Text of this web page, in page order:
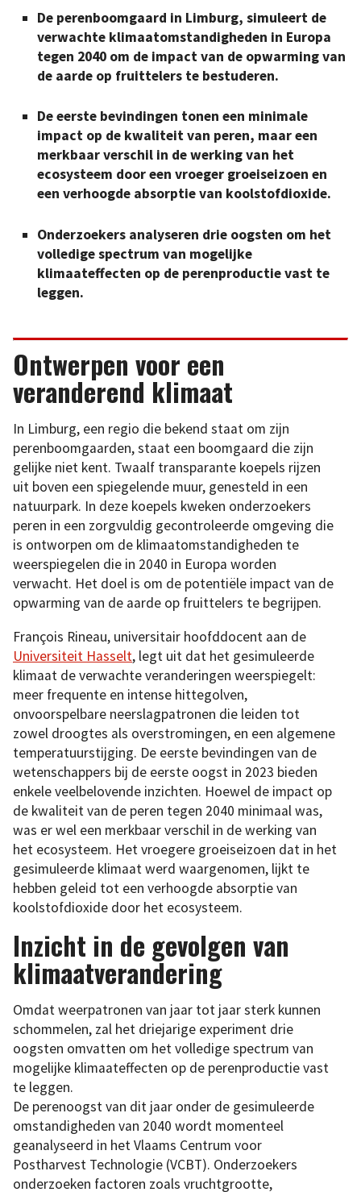
De perenboomgaard in Limburg, simuleert de
verwachte klimaatomstandigheden in Europa
tegen 2040 om de impact van de opwarming van
de aarde op fruittelers te bestuderen.
De eerste bevindingen tonen een minimale
impact op de kwaliteit van peren, maar een
merkbaar verschil in de werking van het
ecosysteem door een vroeger groeiseizoen en
een verhoogde absorptie van koolstofdioxide.
Onderzoekers analyseren drie oogsten om het
volledige spectrum van mogelijke
klimaateffecten op de perenproductie vast te
leggen.
Ontwerpen voor een
veranderend klimaat
In Limburg, een regio die bekend staat om zijn
perenboomgaarden, staat een boomgaard die zijn
gelijke niet kent. Twaalf transparante koepels rijzen
uit boven een spiegelende muur, genesteld in een
natuurpark. In deze koepels kweken onderzoekers
peren in een zorgvuldig gecontroleerde omgeving die
is ontworpen om de klimaatomstandigheden te
weerspiegelen die in 2040 in Europa worden
verwacht. Het doel is om de potentiële impact van de
opwarming van de aarde op fruittelers te begrijpen.
François Rineau, universitair hoofddocent aan de
Universiteit Hasselt, legt uit dat het gesimuleerde
klimaat de verwachte veranderingen weerspiegelt:
meer frequente en intense hittegolven,
onvoorspelbare neerslagpatronen die leiden tot
zowel droogtes als overstromingen, en een algemene
temperatuurstijging. De eerste bevindingen van de
wetenschappers bij de eerste oogst in 2023 bieden
enkele veelbelovende inzichten. Hoewel de impact op
de kwaliteit van de peren tegen 2040 minimaal was,
was er wel een merkbaar verschil in de werking van
het ecosysteem. Het vroegere groeiseizoen dat in het
gesimuleerde klimaat werd waargenomen, lijkt te
hebben geleid tot een verhoogde absorptie van
koolstofdioxide door het ecosysteem.
Inzicht in de gevolgen van
klimaatverandering
Omdat weerpatronen van jaar tot jaar sterk kunnen
schommelen, zal het driejarige experiment drie
oogsten omvatten om het volledige spectrum van
mogelijke klimaateffecten op de perenproductie vast
te leggen.
De perenoogst van dit jaar onder de gesimuleerde
omstandigheden van 2040 wordt momenteel
geanalyseerd in het Vlaams Centrum voor
Postharvest Technologie (VCBT). Onderzoekers
onderzoeken factoren zoals vruchtgrootte,